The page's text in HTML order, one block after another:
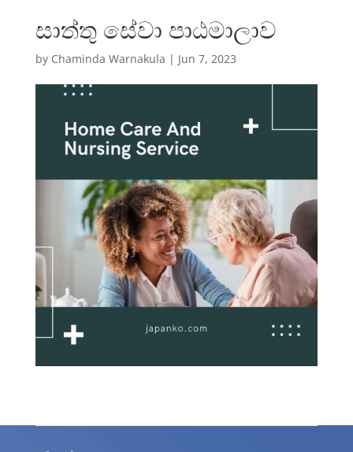
සාත්තු සේවා පාඨමාලාව​
by Chaminda Warnakula | Jun 7, 2023